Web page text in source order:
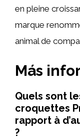
en pleine
marque
animal de
Más
Quels sont
croquettes
rapport à
?